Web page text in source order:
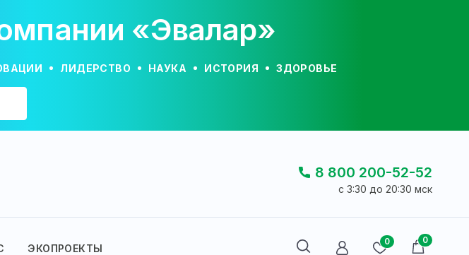
«Эвалар»
ЛИДЕРСТВО НАУКА ИСТОРИЯ ЗДОРОВЬЕ
8 800 200-52-52
c 3:30 до 20:30 мск
ЭКОПРОЕКТЫ
0 0